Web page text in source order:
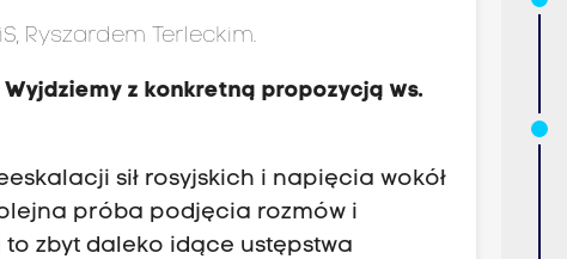
Ryszardem Terleckim.
Wyjdziemy z konkretną propozycją ws.
sił rosyjskich i napięcia wokół
próba podjęcia rozmów i
to zbyt daleko idące ustępstwa